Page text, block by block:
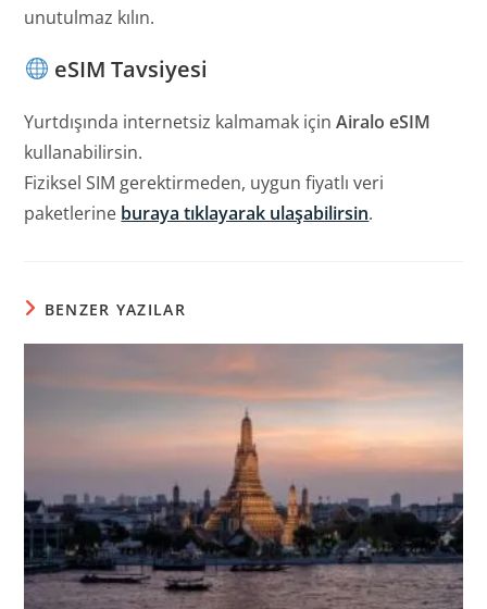
unutulmaz kılın.
eSIM Tavsiyesi
Yurtdışında internetsiz kalmamak içinAiralo eSIM
kullanabilirsin.
Fiziksel SIM gerektirmeden, uygun fiyatlı veri
paketlerine buraya tıklayarak ulaşabilirsin.
BENZER YAZILAR